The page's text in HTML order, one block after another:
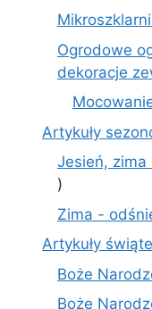
Ogrodowe
dekoracje
Artykuły
Jesień,
20
produktów
Zima -
Artykuły
Boże
Boże